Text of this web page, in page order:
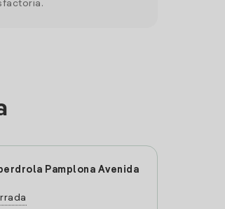
Pamplona Avenida